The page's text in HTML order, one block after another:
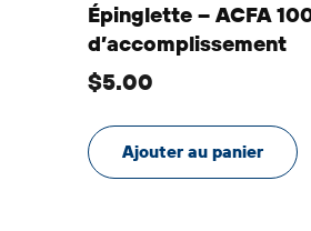
Épinglette – ACFA
d’accomplissement
$5.00
Ajouter au panier